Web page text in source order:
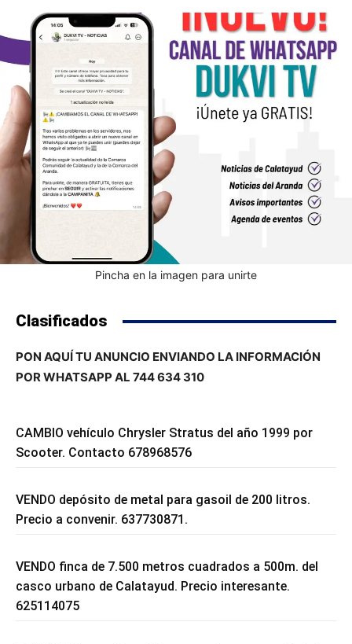
Pincha en la imagen para unirte
Clasificados
PON AQUÍ TU ANUNCIO ENVIANDO LA INFORMACIÓN
POR WHATSAPP AL 744 634 310
CAMBIO vehículo Chrysler Stratus del año 1999 por
Scooter. Contacto 678968576
VENDO depósito de metal para gasoil de 200 litros.
Precio a convenir. 637730871.
VENDO finca de 7.500 metros cuadrados a 500m. del
casco urbano de Calatayud. Precio interesante.
625114075